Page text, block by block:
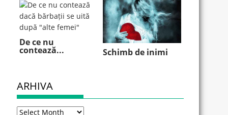
De ce nu
contează... Schimb de inimi
ARHIVA
Arhiva